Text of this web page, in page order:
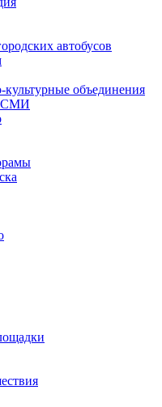
автобусов
объединения
СМИ